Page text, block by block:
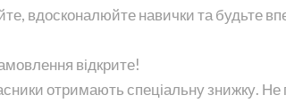
вдосконалюйте навички та будьте
відкрите!
отримають спеціальну знижку. Не